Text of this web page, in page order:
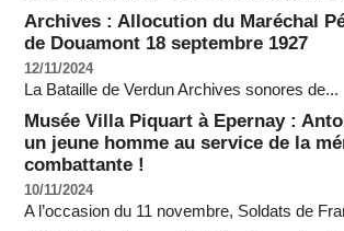
Archives : Allocution du Maréchal
de Douamont 18 septembre 1927
12/11/2024
La Bataille de Verdun Archives sonores de...
Musée Villa Piquart à Epernay :
un jeune homme au service de la
combattante !
10/11/2024
A l’occasion du 11 novembre, Soldats de